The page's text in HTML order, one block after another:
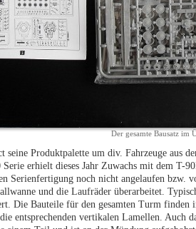
Der gesamte Bausatz im
seine Produktpalette um div. Fahrzeuge aus
erhielt dieses Jahr Zuwachs mit dem T-
Serienfertigung noch nicht angelaufen bzw.
und die Laufräder überarbeitet.
Die Bauteile für den gesamten Turm
entsprechenden vertikalen Lamellen. Auch